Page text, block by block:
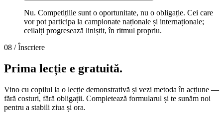
Nu. Competițiile sunt o oportunitate, nu o obligație. Cei care
vor pot participa la campionate naționale și internaționale;
ceilalți progresează liniștit, în ritmul propriu.
08 /Înscriere
Prima lecție e gratuită.
Vino cu copilul la o lecție demonstrativă și vezi metoda în acțiune —
fără costuri, fără obligații. Completează formularul și te sunăm noi
pentru a stabili ziua și ora.